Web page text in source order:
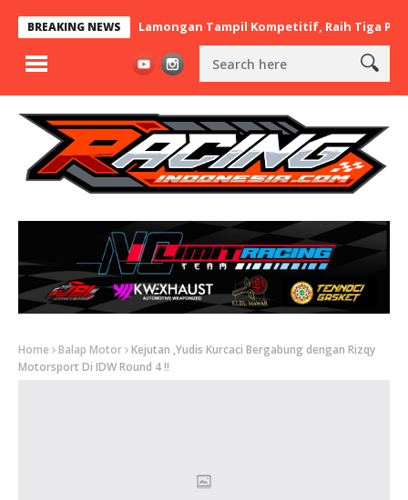
BREAKING NEWS
x BaraBere Asal Lamongan Tampil Kompetitif, Raih Tiga Podium
Home Balap Motor Kejutan ,Yudis Kurcaci Bergabung dengan Rizqy
Motorsport Di IDW Round 4 !!